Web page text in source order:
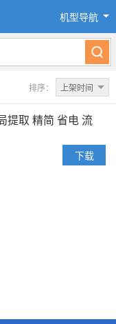
机型导航
排序： 上架时间
提取 精简 省电 流
下载